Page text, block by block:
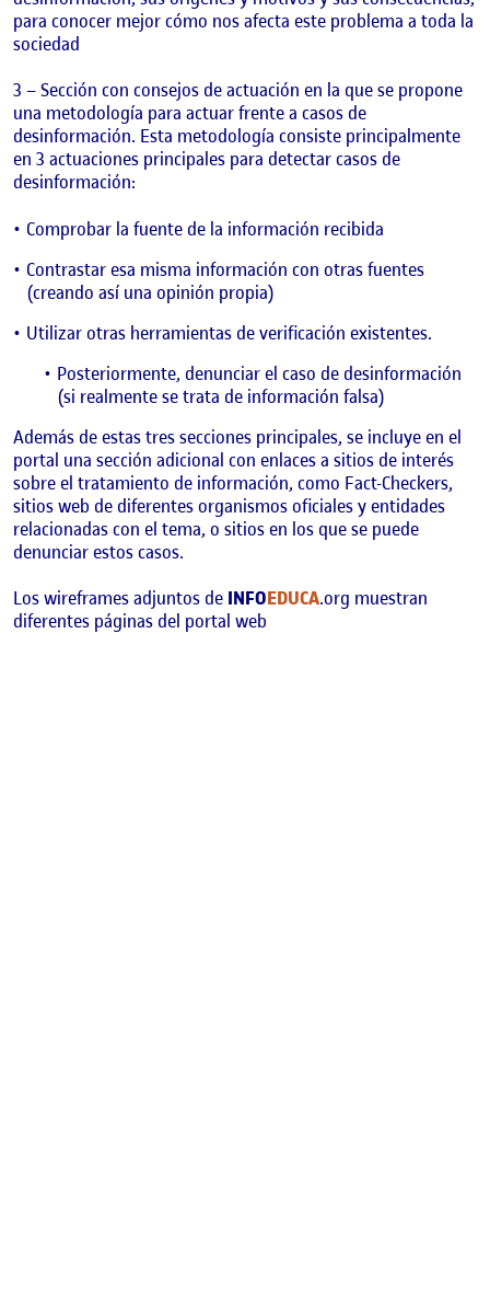
para conocer mejor cómo nos afecta este problema a toda la
sociedad
3 – Sección con consejos de actuación en la que se propone
una metodología para actuar frente a casos de
desinformación. Esta metodología consiste principalmente
en 3 actuaciones principales para detectar casos de
desinformación:
Comprobar la fuente de la información recibida
Contrastar esa misma información con otras fuentes
(creando así una opinión propia)
Utilizar otras herramientas de verificación existentes.
Posteriormente, denunciar el caso de desinformación
(si realmente se trata de información falsa)
Además de estas tres secciones principales, se incluye en el
portal una sección adicional con enlaces a sitios de interés
sobre el tratamiento de información, como Fact-Checkers,
sitios web de diferentes organismos oficiales y entidades
relacionadas con el tema, o sitios en los que se puede
denunciar estos casos.
Los wireframes adjuntos de INFOEDUCA.org muestran
diferentes páginas del portal web